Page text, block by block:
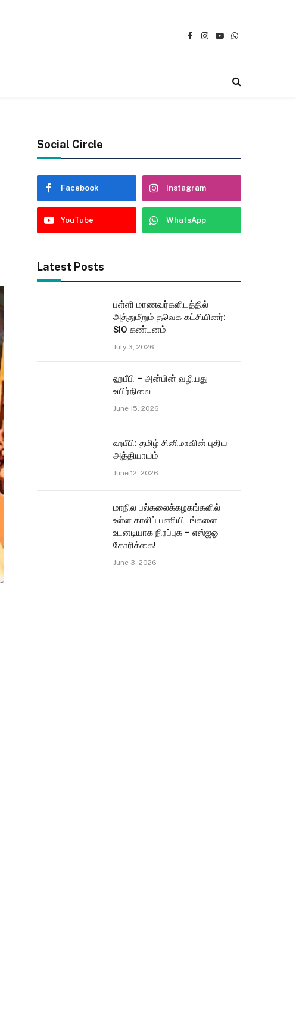
Facebook
Instagram
YouTubeWhatsApp
Social Circle
Facebook Instagram
YouTube WhatsApp
Latest Posts
பள்ளி மாணவர்களிடத்தில்
அத்துமீறும் தவெக கட்சியினர்:
SIO கண்டனம்
July 3, 2026
ஹபீபி – அன்பின் வழியது
உயிர்நிலை
June 15, 2026
ஹபீபி: தமிழ் சினிமாவின் புதிய
அத்தியாயம்
June 12, 2026
மாநில பல்கலைக்கழகங்களில்
உள்ள காலிப் பணியிடங்களை
உடனடியாக நிரப்புக – எஸ்ஐஓ
கோரிக்கை!
June 3, 2026